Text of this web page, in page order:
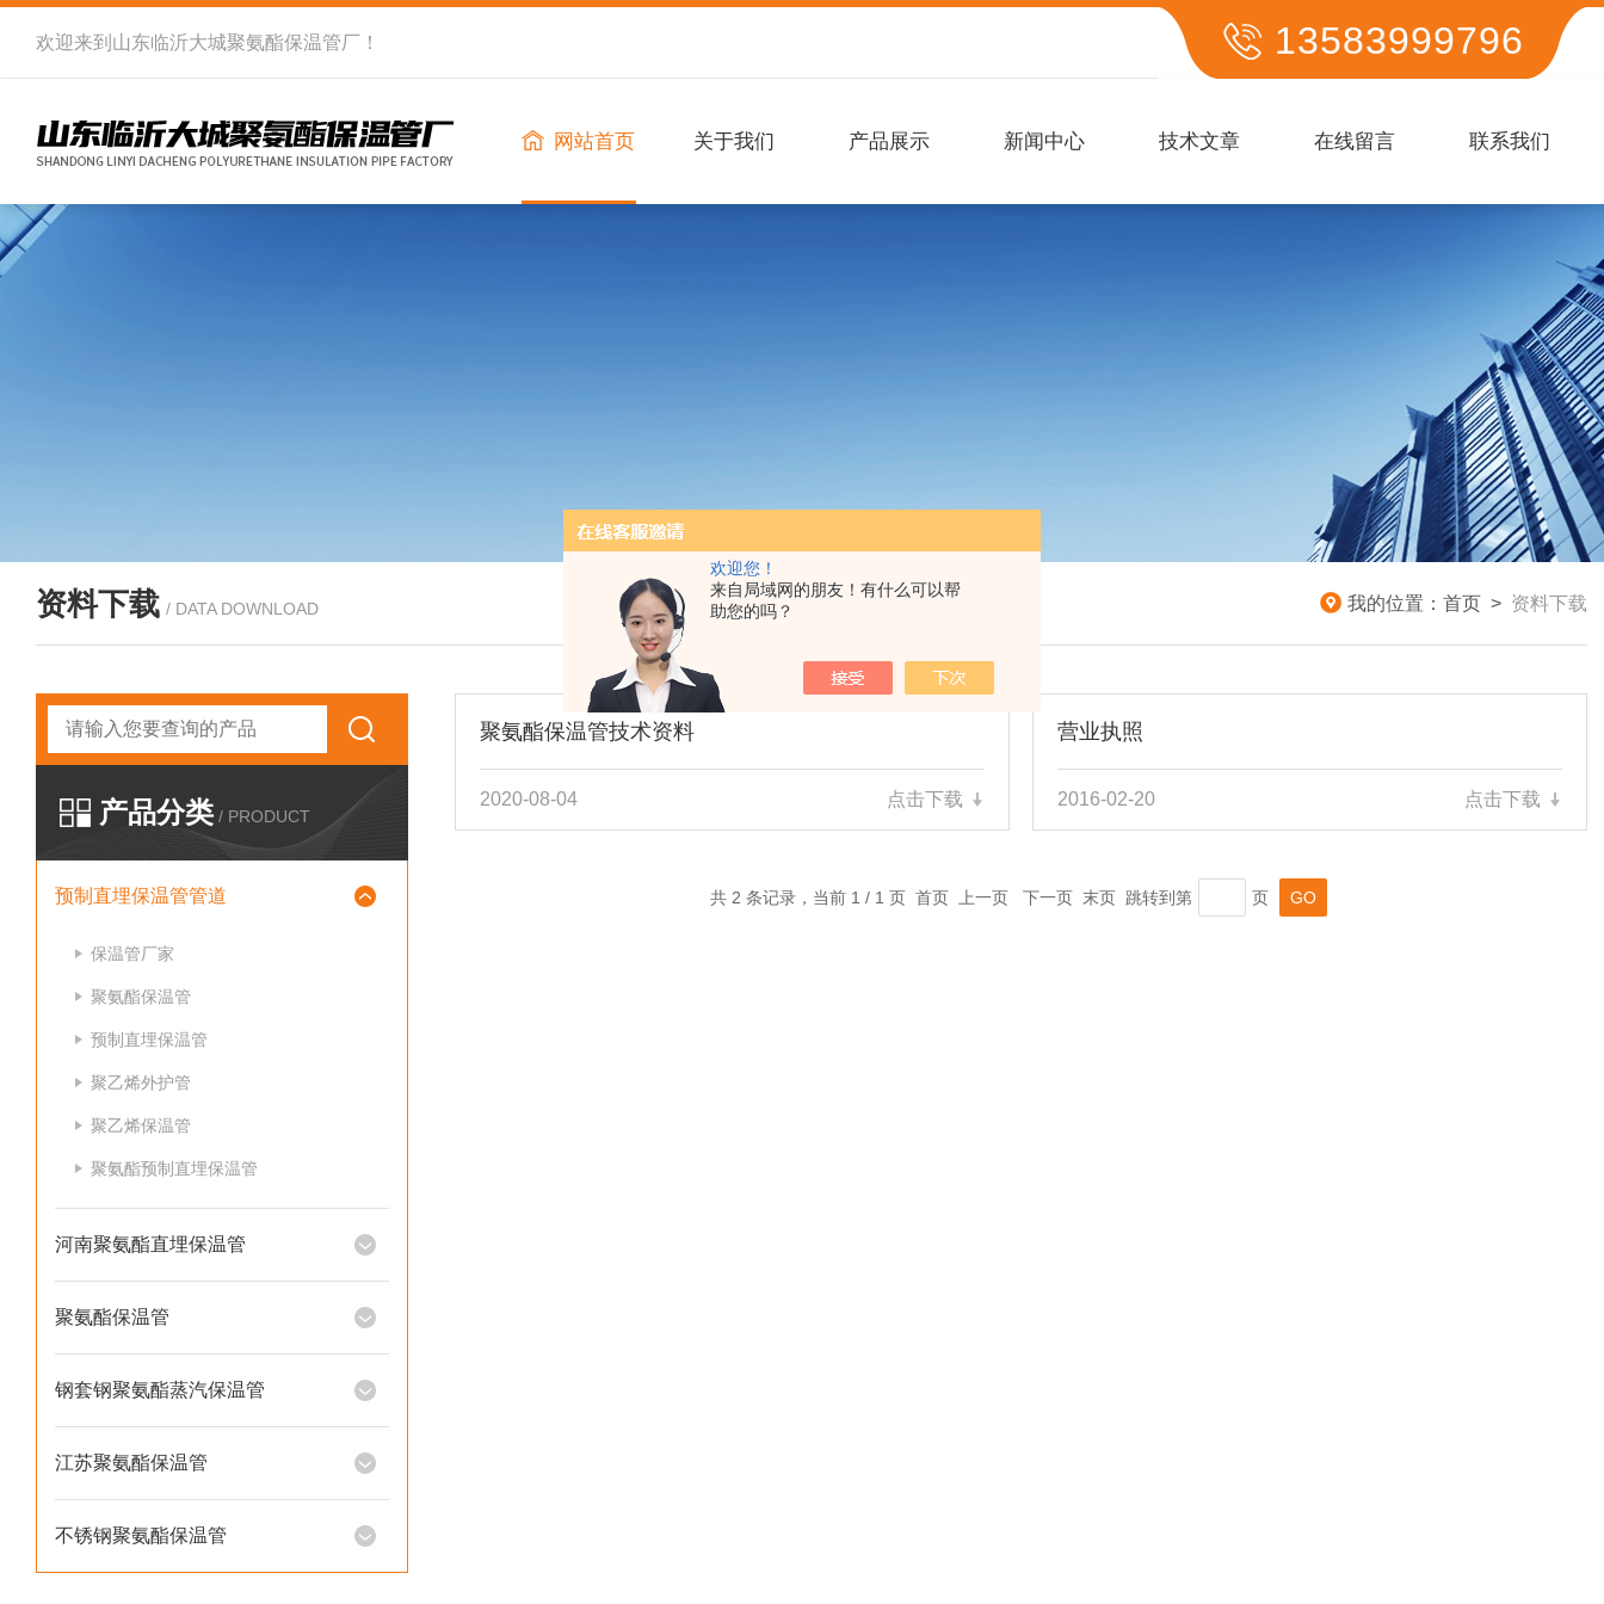
欢迎您！
来自局域网的朋友！有什么可以帮
助您的吗？
欢迎来到 山东临沂大城聚氨酯保温管厂 ！ 13583999796
网站首页 关于我们 产品展示 新闻中心 技术文章 在线留言 联系我们
资料下载 / DATA DOWNLOAD 我的位置： 首页 > 资料下载
产品分类 / PRODUCT
预制直埋保温管管道
保温管厂家
聚氨酯保温管
预制直埋保温管
聚乙烯外护管
聚乙烯保温管
聚氨酯预制直埋保温管
河南聚氨酯直埋保温管
聚氨酯保温管
钢套钢聚氨酯蒸汽保温管
江苏聚氨酯保温管
不锈钢聚氨酯保温管
聚氨酯保温管技术资料
2020-08-04 点击下载
营业执照
2016-02-20 点击下载
共 2 条记录，当前 1 / 1 页 首页 上一页 下一页 末页 跳转到第 页